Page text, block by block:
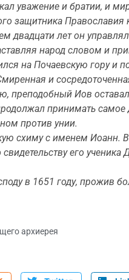
уважение и братии, и
защитника
двадцати лет он
народ словом и
на Почаевскую гору и
и
преподобный Иов
принимать самое
против унии.
схиму с именем Иоанн.
его
в 1651 году, прожив
архиерея